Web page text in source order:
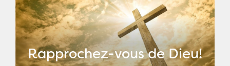
Rapprochez-vous de Dieu!